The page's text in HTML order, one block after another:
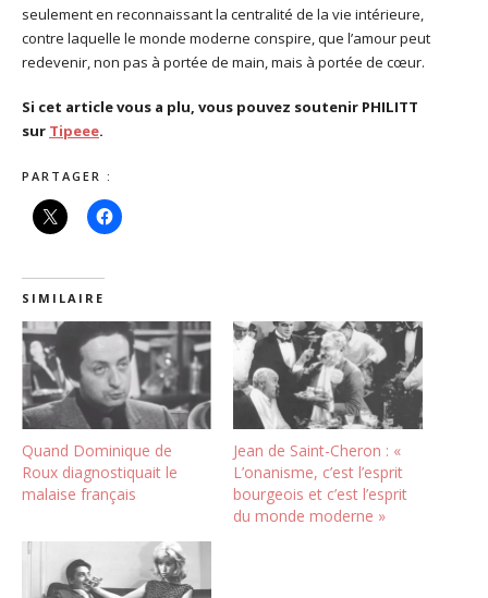
seulement en reconnaissant la centralité de la vie intérieure,
contre laquelle le monde moderne conspire, que l’amour peut
redevenir, non pas à portée de main, mais à portée de cœur.
Si cet article vous a plu, vous pouvez soutenir PHILITT
sur Tipeee.
PARTAGER :
SIMILAIRE
Quand Dominique de
Roux diagnostiquait le
malaise français
Jean de Saint-Cheron : «
L’onanisme, c’est l’esprit
bourgeois et c’est l’esprit
du monde moderne »